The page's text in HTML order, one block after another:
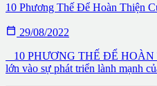
10 Phương Thế Để Hoàn Thiện
 29/08/2022
10 PHƯƠNG THẾ ĐỂ HOÀN
lớn vào sự phát triển lành mạnh